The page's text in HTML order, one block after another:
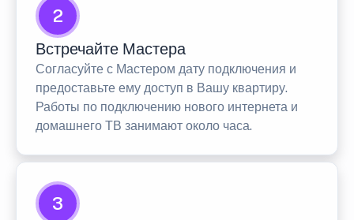
2
Встречайте Мастера
Согласуйте с Мастером дату подключения и
предоставьте ему доступ в Вашу квартиру.
Работы по подключению нового интернета и
домашнего ТВ занимают около часа.
3